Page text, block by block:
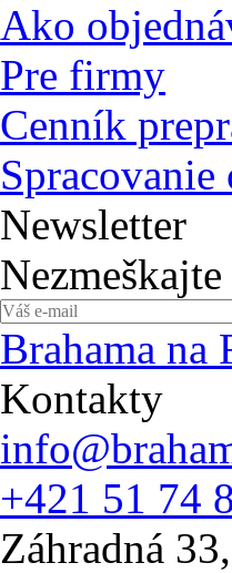
Ako
Pre firmy
Cenník
Newsletter
Brahama na
Kontakty
+421 51 74
Záhradná